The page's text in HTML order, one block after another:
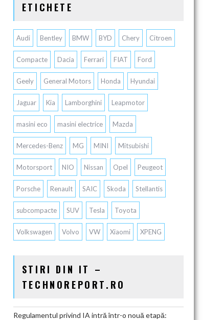
ETICHETE
Audi Bentley BMW BYD Chery Citroen
Compacte Dacia Ferrari FIAT Ford
Geely General Motors Honda Hyundai
Jaguar Kia Lamborghini Leapmotor
masini eco masini electrice Mazda
Mercedes-Benz MG MINI Mitsubishi
Motorsport NIO Nissan Opel Peugeot
Porsche Renault SAIC Skoda Stellantis
subcompacte SUV Tesla Toyota
Volkswagen Volvo VW Xiaomi XPENG
STIRI DIN IT –
TECHNOREPORT.RO
Regulamentul privind IA intră într-o nouă etapă: